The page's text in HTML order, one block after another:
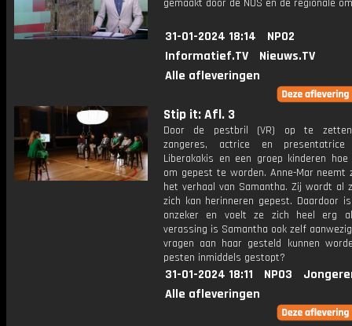
gemaakt door de NOS en de regionale
31-01-2024 18:14
NPO2
Informatief.TV
Nieuws.TV
Alle afleveringen
Stip it: Afl. 3
Door de pestbril (VR) op te
zangeres, actrice en presentatrice
Liberakakis en een groep kinderen
om gepest te worden. Anne-Mar neemt
het verhaal van Samantha. Zij wordt al
zich kan herinneren gepest. Daardoor
onzeker en voelt ze zich heel erg
verassing is Samantha ook zelf
vragen aan haar gesteld kunnen
pesten inmiddels gestopt?
31-01-2024 18:11 NPO3
Alle afleveringen